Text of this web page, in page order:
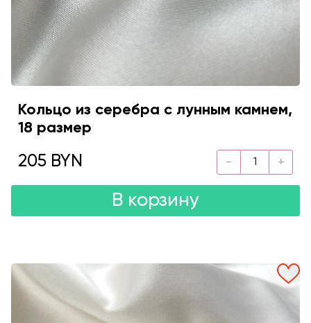
Кольцо из серебра с лунным камнем,
18 размер
205 BYN
В корзину